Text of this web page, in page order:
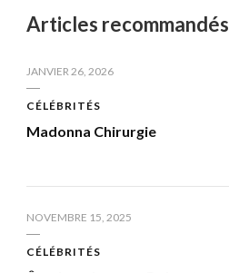
Articles recommandés
JANVIER 26, 2026
CÉLÉBRITÉS
Madonna Chirurgie
NOVEMBRE 15, 2025
CÉLÉBRITÉS